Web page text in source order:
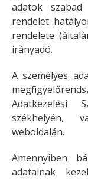
adatok
rendelet
rendelete
irányadó.
A személyes
Adatkezelési
székhelyén,
weboldalán.
Amennyiben
adatainak